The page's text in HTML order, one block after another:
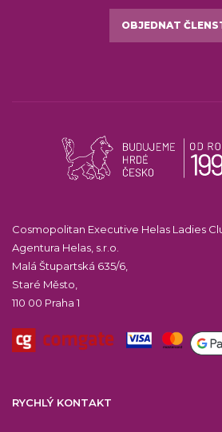
OBJEDNAT
Cosmopolitan Executive Helas Ladies
Agentura Helas, s.r.o.
Malá Štupartská 635/6,
Staré Město,
110 00 Praha 1
RYCHLÝ KONTAKT